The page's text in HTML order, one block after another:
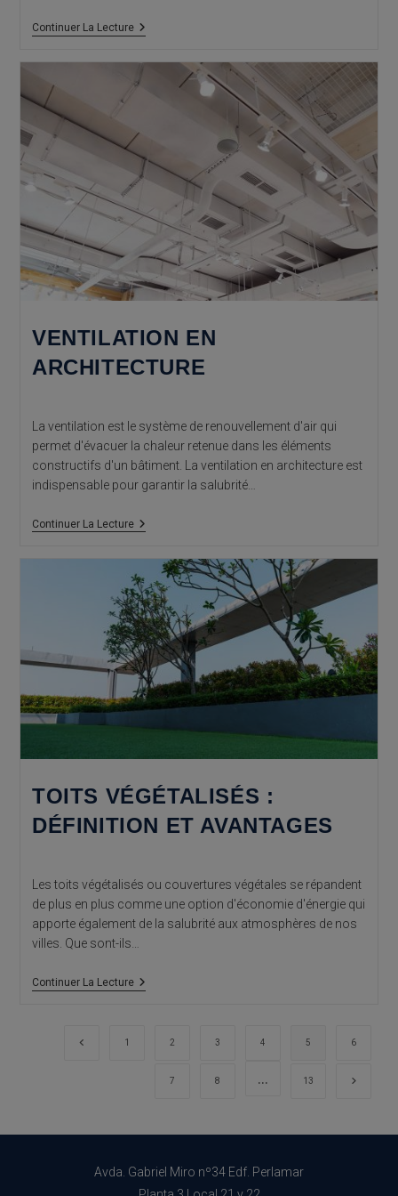
Continuer La LectureArchitecture
VENTILATION EN
ARCHITECTURE
La ventilation est le système de renouvellement d'air qui
permet d'évacuer la chaleur retenue dans les éléments
constructifs d'un bâtiment. La ventilation en architecture est
indispensable pour garantir la salubrité…
Continuer La LectureVentilation
TOITS VÉGÉTALISÉS :
DÉFINITION ET AVANTAGES
Les toits végétalisés ou couvertures végétales se répandent
de plus en plus comme une option d'économie d'énergie qui
apporte également de la salubrité aux atmosphères de nos
villes. Que sont-ils…
Continuer La LectureToits
Go to the previous page
1 2 3 4 5 6
7 8 … 13 Aller à
Avda. Gabriel Miro nº34 Edf. Perlamar